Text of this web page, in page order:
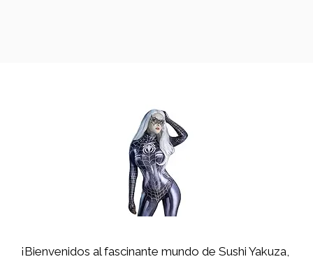
¡Bienvenidos al fascinante mundo de Sushi Yakuza,